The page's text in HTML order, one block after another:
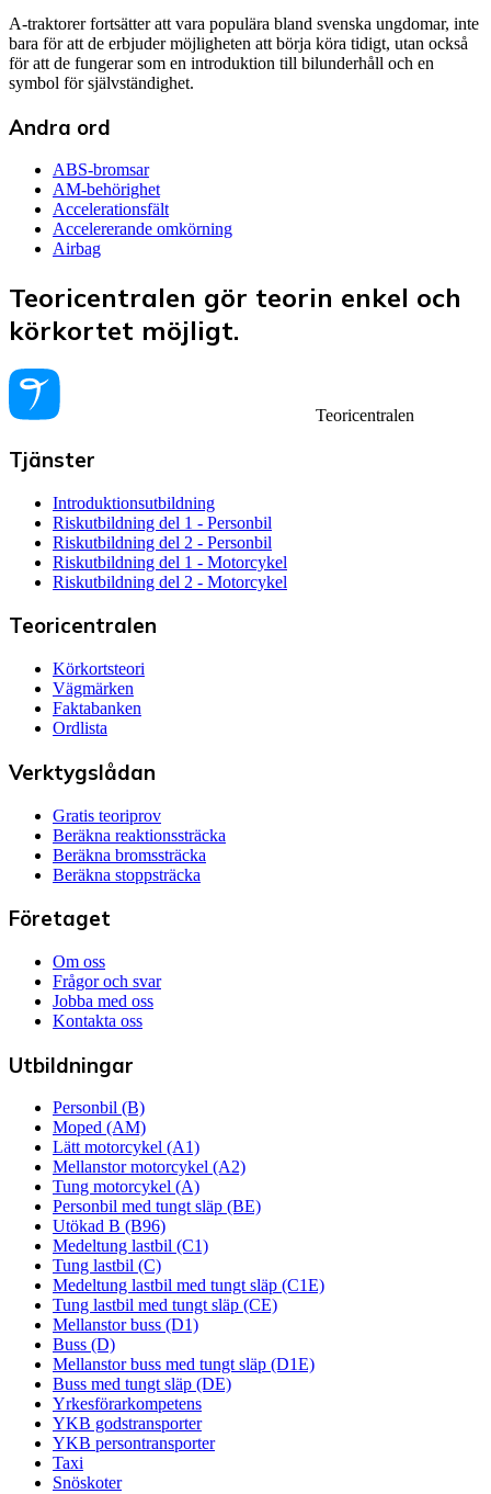
A-traktorer fortsätter att vara populära bland svenska ungdomar, inte
bara för att de erbjuder möjligheten att börja köra tidigt, utan också
för att de fungerar som en introduktion till bilunderhåll och en
symbol för självständighet.
Andra ord
ABS-bromsar
AM-behörighet
Accelerationsfält
Accelererande omkörning
Airbag
Teoricentralen gör teorin enkel och
körkortet möjligt.
Teoricentralen
Tjänster
Introduktionsutbildning
Riskutbildning del 1 - Personbil
Riskutbildning del 2 - Personbil
Riskutbildning del 1 - Motorcykel
Riskutbildning del 2 - Motorcykel
Teoricentralen
Körkortsteori
Vägmärken
Faktabanken
Ordlista
Verktygslådan
Gratis teoriprov
Beräkna reaktionssträcka
Beräkna bromssträcka
Beräkna stoppsträcka
Företaget
Om oss
Frågor och svar
Jobba med oss
Kontakta oss
Utbildningar
Personbil (B)
Moped (AM)
Lätt motorcykel (A1)
Mellanstor motorcykel (A2)
Tung motorcykel (A)
Personbil med tungt släp (BE)
Utökad B (B96)
Medeltung lastbil (C1)
Tung lastbil (C)
Medeltung lastbil med tungt släp (C1E)
Tung lastbil med tungt släp (CE)
Mellanstor buss (D1)
Buss (D)
Mellanstor buss med tungt släp (D1E)
Buss med tungt släp (DE)
Yrkesförarkompetens
YKB godstransporter
YKB persontransporter
Taxi
Snöskoter